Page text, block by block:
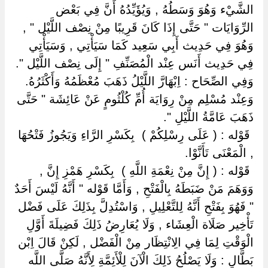
الشَّيْء وَهُوَ وَسَطُهُ , وَيُؤَيِّدُهُ أَنَّ فِي بَعْض
الرِّوَايَات " حَتَّى إِذَا كَانَ قَرِيبًا مِنْ نِصْف اللَّيْل " ,
وَهُوَ فِي حَدِيث أَبِي سَعِيد كَمَا سَيَأْتِي , وَسَيَأْتِي
فِي حَدِيث أَنَس عِنْد الْمُصَنِّفِ " إِلَى نِصْف اللَّيْل ".
وَفِي الصِّحَاح : اِبْهَارَّ اللَّيْلُ ذَهَبَ مُعْظَمُهُ وَأَكْثَرُهُ.
وَعِنْد مُسْلِم مِنْ رِوَايَة أُمِّ كُلْثُومٍ عَنْ عَائِشَة " حَتَّى
ذَهَبَ عَامَّةُ اللَّيْلِ ".
‏ ‏قَوْله : ( عَلَى رِسْلِكُمْ ) ‏ ‏بِكَسْرِ الرَّاءِ وَيَجُوزُ فَتْحُهَا
, الْمَعْنَى تَأَنَّوْا.
‏ ‏قَوْله : ( إِنَّ مِنْ نِعْمَةِ اللَّهِ ) ‏ ‏بِكَسْرِ هَمْزِ إِنَّ ,
وَوَهَمَ مَنْ ضَبَطَهُ بِالْفَتْحِ , وَأَمَّا قَوْله " أَنَّهُ لَيْسَ أَحَدٌ
" فَهُوَ بِفَتْحِ أَنَّهُ لِلتَّعْلِيلِ , وَاسْتُدِلَّ بِذَلِكَ عَلَى فَضْل
تَأْخِير صَلَاة الْعِشَاء , وَلَا يُعَارِضُ ذَلِكَ فَضِيلَةَ أَوَّلِ
الْوَقْتِ لِمَا فِي الِانْتِظَار مِنْ الْفَضْل , لَكِنْ قَالَ اِبْن
بَطَّالٍ : وَلَا يَصْلُحُ ذَلِكَ الْآنَ لِلْأَئِمَّةِ لِأَنَّهُ صَلَّى اللَّه